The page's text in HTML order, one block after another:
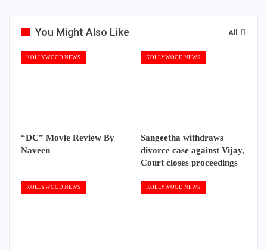
All
You Might Also Like
KOLLYWOOD NEWS
“DC” Movie Review By
Naveen
KOLLYWOOD NEWS
Sangeetha withdraws
divorce case against Vijay,
Court closes proceedings
KOLLYWOOD NEWS KOLLYWOOD NEWS